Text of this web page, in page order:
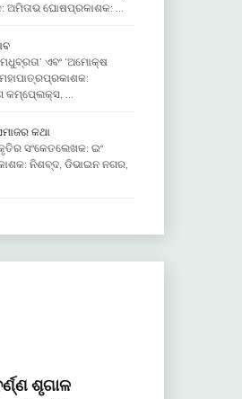
ଅମିତାଭ ଘୋଷପ୍ରକାଶକ: …
ଏବଂ ‘ଅମୋକ୍ଷ
କମ୍ପେ୍ଲକ୍ସ, …
କଥା
ସଂକେତଲେଖକ: ଇଂ
ନିଶବ୍ଦ, ଡିଭାଇନ ନଗର,
ଶୃଗାଳ